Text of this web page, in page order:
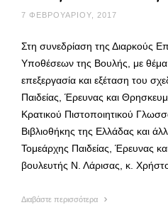
7 ΦΕΒΡΟΥΑΡΊΟΥ, 2017
Στη συνεδρίαση της Διαρκούς
Υποθέσεων της Βουλής, με θέμα
επεξεργασία και εξέταση του
Παιδείας, Έρευνας και
Κρατικού Πιστοποιητικού
Βιβλιοθήκης της Ελλάδας και
Τομεάρχης Παιδείας, Έρευνας
βουλευτής Ν. Λάρισας, κ.
Διαβάστε περισσότερα